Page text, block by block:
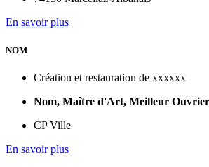
En savoir plus
NOM
Création et restauration de xxxxxx
Nom, Maître d'Art, Meilleur
CP Ville
En savoir plus